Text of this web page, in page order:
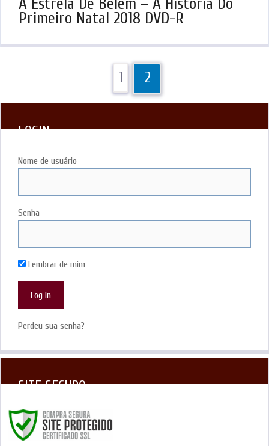
A Estrela De Belém – A Historia Do
Primeiro Natal 2018 DVD-R
1 2
LOGIN
Nome de usuário
Senha
Lembrar de mim
Perdeu sua senha?
SITE SEGURO